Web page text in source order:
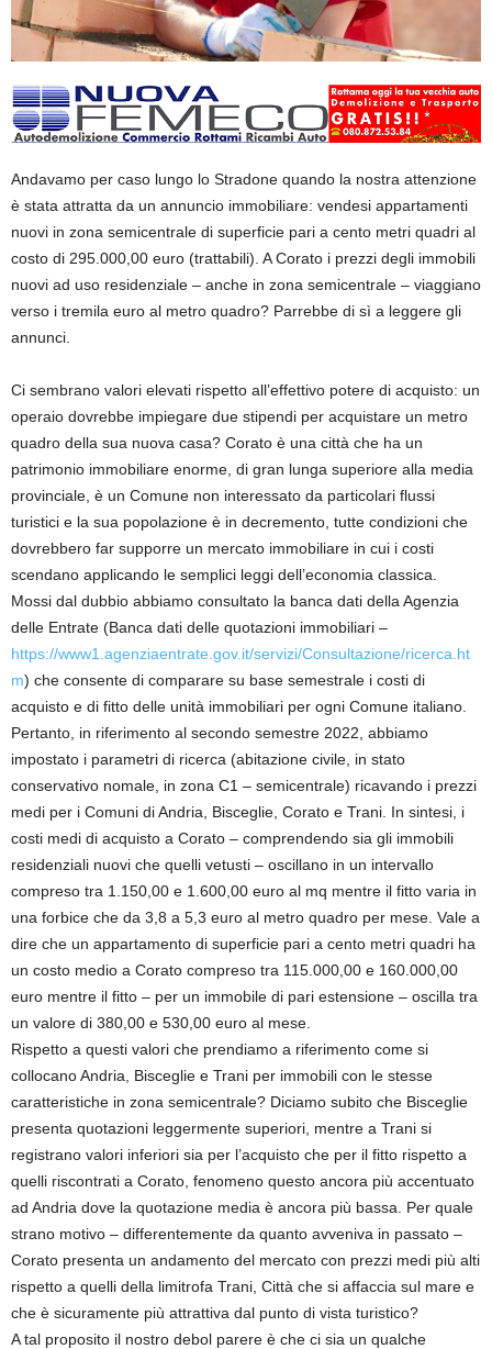
Andavamo per caso lungo lo Stradone quando la nostra attenzione
è stata attratta da un annuncio immobiliare: vendesi appartamenti
nuovi in zona semicentrale di superficie pari a cento metri quadri al
costo di 295.000,00 euro (trattabili). A Corato i prezzi degli immobili
nuovi ad uso residenziale – anche in zona semicentrale – viaggiano
verso i tremila euro al metro quadro? Parrebbe di sì a leggere gli
annunci.
Ci sembrano valori elevati rispetto all’effettivo potere di acquisto: un
operaio dovrebbe impiegare due stipendi per acquistare un metro
quadro della sua nuova casa? Corato è una città che ha un
patrimonio immobiliare enorme, di gran lunga superiore alla media
provinciale, è un Comune non interessato da particolari flussi
turistici e la sua popolazione è in decremento, tutte condizioni che
dovrebbero far supporre un mercato immobiliare in cui i costi
scendano applicando le semplici leggi dell’economia classica.
Mossi dal dubbio abbiamo consultato la banca dati della Agenzia
delle Entrate (Banca dati delle quotazioni immobiliari –
https://www1.agenziaentrate.gov.it/servizi/Consultazione/ricerca.ht
m) che consente di comparare su base semestrale i costi di
acquisto e di fitto delle unità immobiliari per ogni Comune italiano.
Pertanto, in riferimento al secondo semestre 2022, abbiamo
impostato i parametri di ricerca (abitazione civile, in stato
conservativo nomale, in zona C1 – semicentrale) ricavando i prezzi
medi per i Comuni di Andria, Bisceglie, Corato e Trani. In sintesi, i
costi medi di acquisto a Corato – comprendendo sia gli immobili
residenziali nuovi che quelli vetusti – oscillano in un intervallo
compreso tra 1.150,00 e 1.600,00 euro al mq mentre il fitto varia in
una forbice che da 3,8 a 5,3 euro al metro quadro per mese. Vale a
dire che un appartamento di superficie pari a cento metri quadri ha
un costo medio a Corato compreso tra 115.000,00 e 160.000,00
euro mentre il fitto – per un immobile di pari estensione – oscilla tra
un valore di 380,00 e 530,00 euro al mese.
Rispetto a questi valori che prendiamo a riferimento come si
collocano Andria, Bisceglie e Trani per immobili con le stesse
caratteristiche in zona semicentrale? Diciamo subito che Bisceglie
presenta quotazioni leggermente superiori, mentre a Trani si
registrano valori inferiori sia per l’acquisto che per il fitto rispetto a
quelli riscontrati a Corato, fenomeno questo ancora più accentuato
ad Andria dove la quotazione media è ancora più bassa. Per quale
strano motivo – differentemente da quanto avveniva in passato –
Corato presenta un andamento del mercato con prezzi medi più alti
rispetto a quelli della limitrofa Trani, Città che si affaccia sul mare e
che è sicuramente più attrattiva dal punto di vista turistico?
A tal proposito il nostro debol parere è che ci sia un qualche